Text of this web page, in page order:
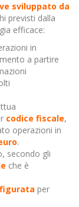
sviluppato da
previsti dalla
efficace:
in
a partire
codice fiscale,
operazioni in
.
secondo gli
che è
per